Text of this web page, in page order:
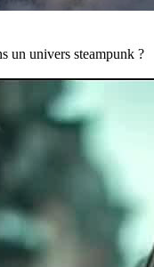
un univers steampunk ?